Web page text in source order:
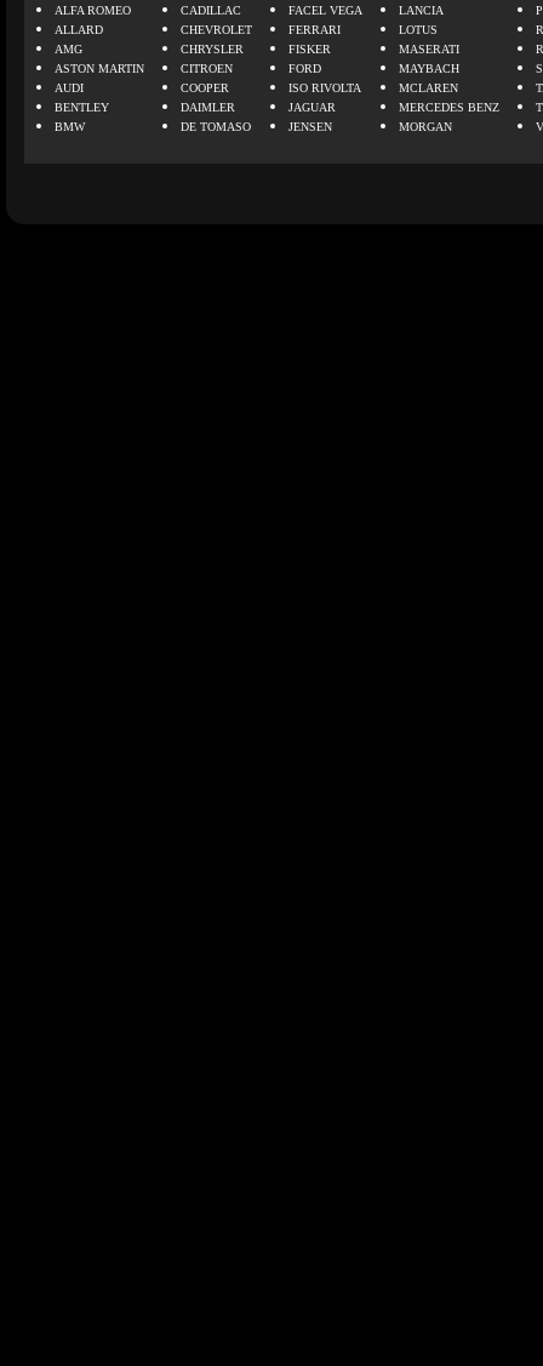
ALFA ROMEO
ALLARD
AMG
ASTON MARTIN
AUDI
BENTLEY
BMW
CADILLAC
CHEVROLET
CHRYSLER
CITROEN
COOPER
DAIMLER
DE TOMASO
FACEL VEGA
FERRARI
FISKER
FORD
ISO RIVOLTA
JAGUAR
JENSEN
LANCIA
LOTUS
MASERATI
MAYBACH
MCLAREN
MERCEDES BENZ
MORGAN